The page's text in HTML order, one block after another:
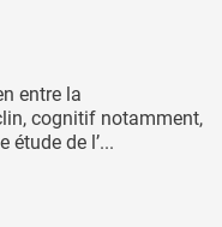
entre la
cognitif notamment,
étude de l’...